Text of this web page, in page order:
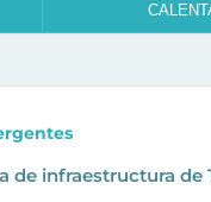
de infraestructura de